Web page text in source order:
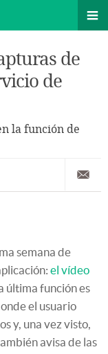
de
de
la función de
semana de
el vídeo
última función es
el usuario
y, una vez visto,
avisa de las